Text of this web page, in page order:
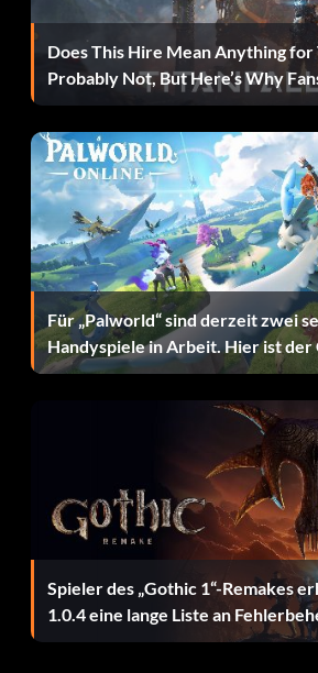
Multi-Kill-Meister (Bronze)
Kampagne.
One-Shot-Meister (Bronze)
Zielsetzung: Erhalten Sie 50 One-
Kampagne.
Held des Widerstands (Bronze)
Zielsetzung: Schließe alle Level im
Ladenmeister (Bronze)
Zielsetzung: Zugang zu allen
Zerschmetternder Meister (Bronze)
Does This Hire Mean Anything for
Probably Not, But Here’s Why
Für „Palworld“ sind derzeit zwei
Handyspiele in Arbeit. Hier ist der
Spieler des „Gothic 1“-Remakes
1.0.4 eine lange Liste an